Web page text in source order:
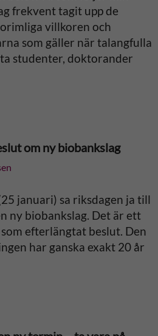
frekvent tagit upp de
villkoren och
som gäller när talangfulla
studenter, doktorander
om ny biobankslag
januari) sa riksdagen ja till
ny biobankslag. Det är ett
efterlängtat beslut. Den
har ganska exakt 20 år